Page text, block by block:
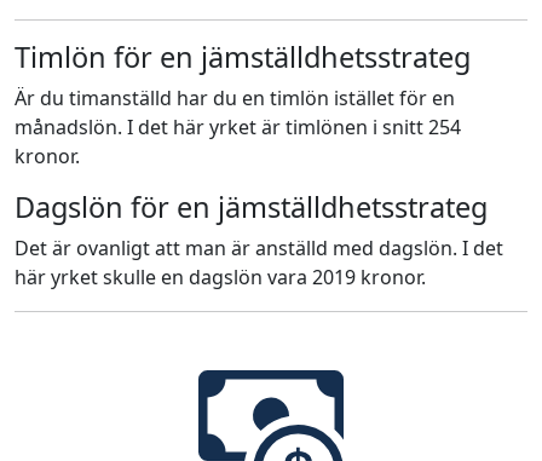
Timlön för en jämställdhetsstrateg
Är du timanställd har du en timlön istället för en
månadslön. I det här yrket är timlönen i snitt 254
kronor.
Dagslön för en jämställdhetsstrateg
Det är ovanligt att man är anställd med dagslön. I det
här yrket skulle en dagslön vara 2019 kronor.